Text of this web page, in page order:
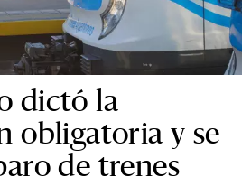
dictó la
obligatoria y se
de trenes